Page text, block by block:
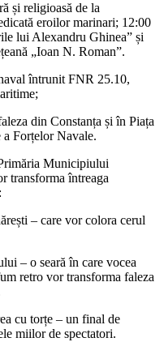
și religioasă de la
eroilor marinari; 12:00
lui Alexandru Ghinea” și
„Ioan N. Roman”.
întrunit FNR 25.10,
din Constanța și în Piața
Forțelor Navale.
Municipiului
transforma întreaga
– care vor colora cerul
– o seară în care vocea
retro vor transforma faleza
cu torțe – un final de
miilor de spectatori.